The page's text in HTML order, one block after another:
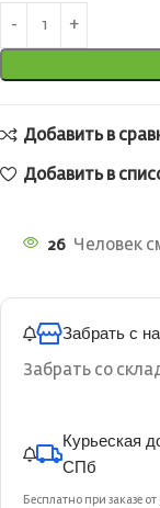
Добавить в
Добавить в
26 Человек
Забрать с
Забрать со
Курьеская
СПб
Бесплатно при заказе